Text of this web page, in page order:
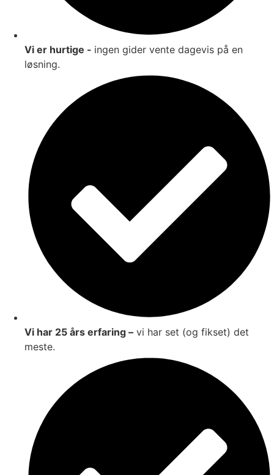
Vi er hurtige - ingen gider vente dagevis på en
løsning.
Vi har 25 års erfaring – vi har set (og fikset) det
meste.